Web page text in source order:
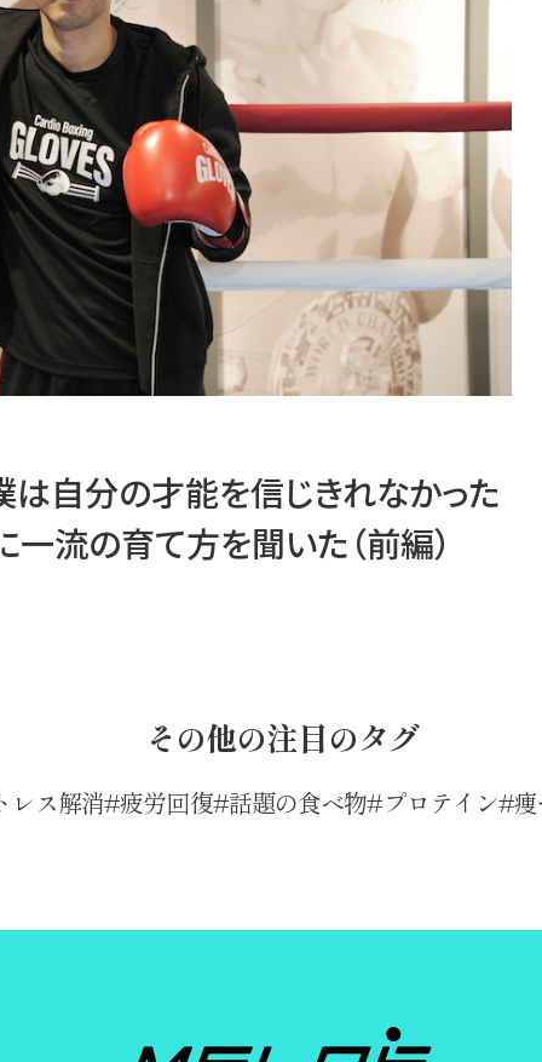
は自分の才能を信じきれなかった
流の育て方を聞いた（前編）
その他の注目のタグ
レス解消 疲労回復 話題の食べ物 プロテイン